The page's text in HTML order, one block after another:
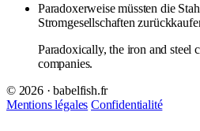
Paradoxerweise müssten die
Stromgesellschaften
Paradoxically, the iron and steel
companies.
© 2026 · babelfish.fr
Mentions légales Confidentialité